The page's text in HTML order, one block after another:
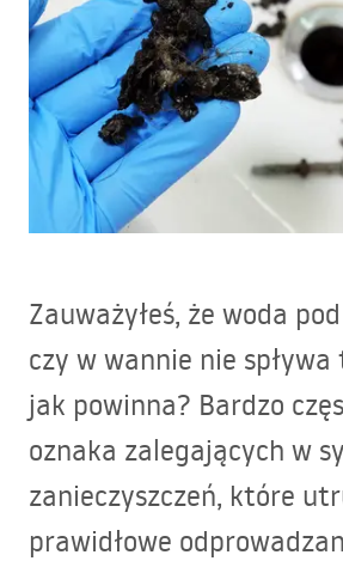
Zauważyłeś, że woda
czy w wannie nie
jak powinna? Bardzo
oznaka zalegających w
zanieczyszczeń, które
prawidłowe